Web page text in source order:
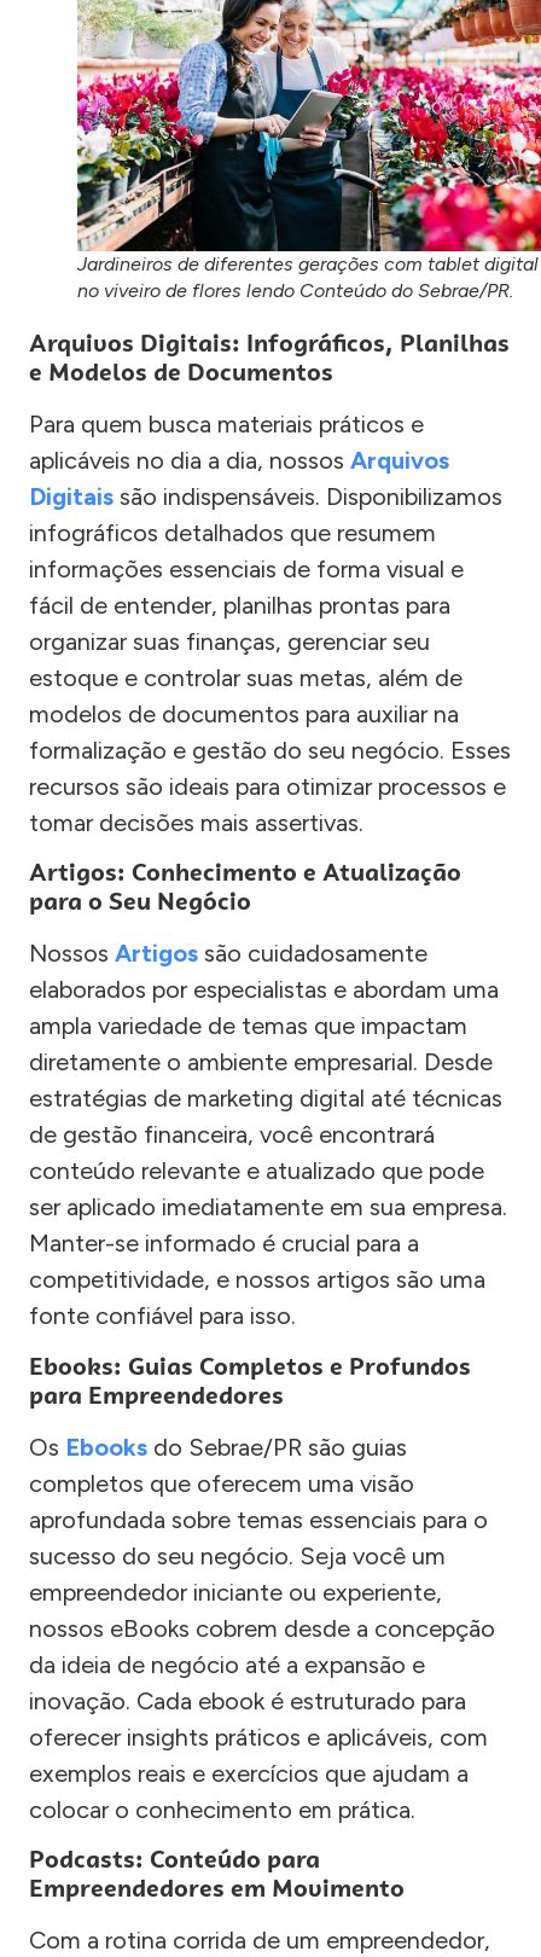
Jardineiros de diferentes gerações com tablet digital
no viveiro de flores lendo Conteúdo do Sebrae/PR.
Arquivos Digitais: Infográficos, Planilhas
e Modelos de Documentos
Para quem busca materiais práticos e
aplicáveis no dia a dia, nossos Arquivos
Digitais são indispensáveis. Disponibilizamos
infográficos detalhados que resumem
informações essenciais de forma visual e
fácil de entender, planilhas prontas para
organizar suas finanças, gerenciar seu
estoque e controlar suas metas, além de
modelos de documentos para auxiliar na
formalização e gestão do seu negócio. Esses
recursos são ideais para otimizar processos e
tomar decisões mais assertivas.
Artigos: Conhecimento e Atualização
para o Seu Negócio
Nossos Artigos são cuidadosamente
elaborados por especialistas e abordam uma
ampla variedade de temas que impactam
diretamente o ambiente empresarial. Desde
estratégias de marketing digital até técnicas
de gestão financeira, você encontrará
conteúdo relevante e atualizado que pode
ser aplicado imediatamente em sua empresa.
Manter-se informado é crucial para a
competitividade, e nossos artigos são uma
fonte confiável para isso.
Ebooks: Guias Completos e Profundos
para Empreendedores
Os Ebooks do Sebrae/PR são guias
completos que oferecem uma visão
aprofundada sobre temas essenciais para o
sucesso do seu negócio. Seja você um
empreendedor iniciante ou experiente,
nossos eBooks cobrem desde a concepção
da ideia de negócio até a expansão e
inovação. Cada ebook é estruturado para
oferecer insights práticos e aplicáveis, com
exemplos reais e exercícios que ajudam a
colocar o conhecimento em prática.
Podcasts: Conteúdo para
Empreendedores em Movimento
Com a rotina corrida de um empreendedor,